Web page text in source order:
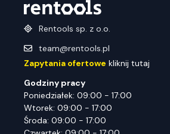
Rentools sp. z o.o.
team@rentools.pl
Zapytania ofertowe kliknij tutaj
Godziny pracy
Poniedziałek: 09:00 - 17:00
Wtorek: 09:00 - 17:00
Środa: 09:00 - 17:00